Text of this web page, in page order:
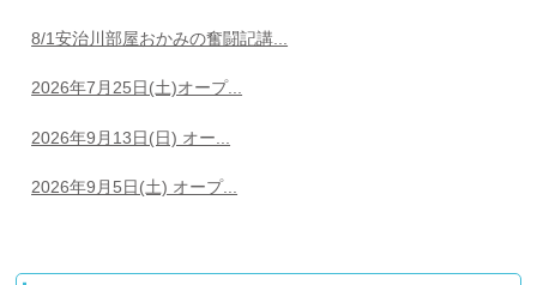
8/1安治川部屋おかみの奮闘記講...
2026年7月25日(土)オープ...
2026年9月13日(日) オー...
2026年9月5日(土) オープ...